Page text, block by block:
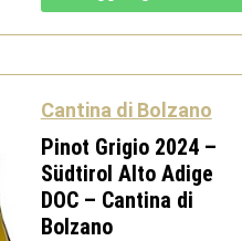
Südtirol
Alto
Cantina
di
quantità
Cantina di Bolzano
Pinot Grigio 2024 –
Südtirol Alto Adige
DOC – Cantina di
Bolzano